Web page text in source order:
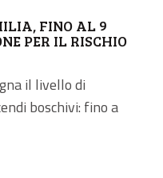
FINO AL 9
PER IL RISCHIO
il livello di
boschivi: fino a